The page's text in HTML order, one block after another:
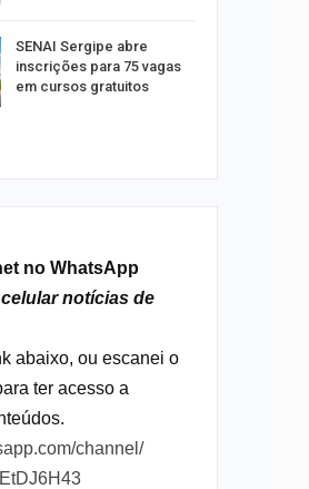
SENAI Sergipe abre
inscrições para 75 vagas
em cursos gratuitos
no WhatsApp
notícias de
abaixo, ou escanei o
ter acesso a
channel/